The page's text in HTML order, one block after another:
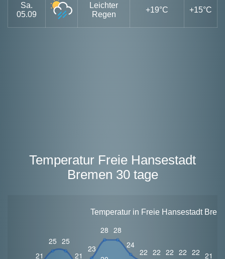
Sa.
05.09
Leichter
Regen
+19°C +15°C
Temperatur Freie Hansestadt
Bremen 30 tage
Temperatur in Freie Hansestadt